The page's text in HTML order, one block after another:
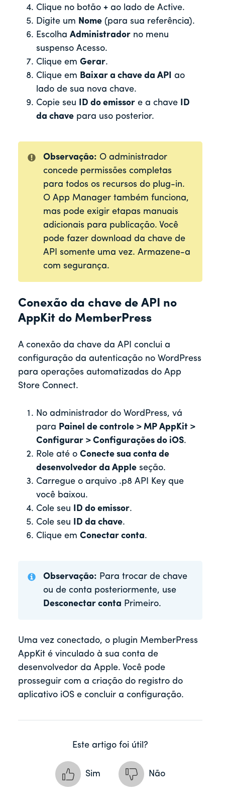
Clique no botão + ao lado de Active.
Digite um Nome (para sua referência).
Escolha Administrador no menu
suspenso Acesso.
Clique em Gerar.
Clique em Baixar a chave da API ao
lado de sua nova chave.
Copie seu ID do emissor e a chave ID
da chave para uso posterior.
Observação: O administrador
concede permissões completas
para todos os recursos do plug-in.
O App Manager também funciona,
mas pode exigir etapas manuais
adicionais para publicação. Você
pode fazer download da chave de
API somente uma vez. Armazene-a
com segurança.
Conexão da chave de API no
AppKit do MemberPress
A conexão da chave da API conclui a
configuração da autenticação no WordPress
para operações automatizadas do App
Store Connect.
No administrador do WordPress, vá
para Painel de controle > MP AppKit >
Configurar > Configurações do iOS.
Role até o Conecte sua conta de
desenvolvedor da Apple seção.
Carregue o arquivo .p8 API Key que
você baixou.
Cole seu ID do emissor.
Cole seu ID da chave.
Clique em Conectar conta.
Observação: Para trocar de chave
ou de conta posteriormente, use
Desconectar conta Primeiro.
Uma vez conectado, o plugin MemberPress
AppKit é vinculado à sua conta de
desenvolvedor da Apple. Você pode
prosseguir com a criação do registro do
aplicativo iOS e concluir a configuração.
Este artigo foi útil?
Sim Não